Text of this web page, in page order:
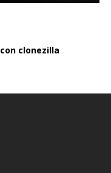
clonezilla